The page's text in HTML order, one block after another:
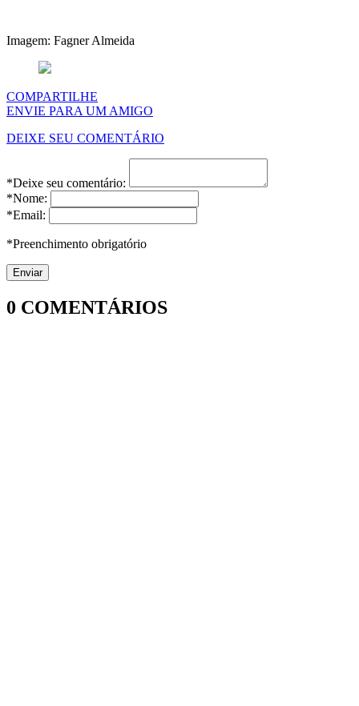
Imagem: Fagner Almeida
COMPARTILHE
ENVIE PARA UM AMIGO
DEIXE SEU COMENTÁRIO
*Deixe seu comentário:
*Nome:
*Email:
*Preenchimento obrigatório
0 COMENTÁRIOS